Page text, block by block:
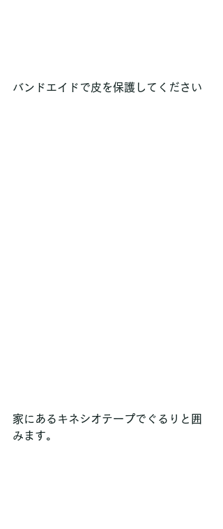
バンドエイドで皮を保護してください
家にあるキネシオテープでぐるりと囲
みます。